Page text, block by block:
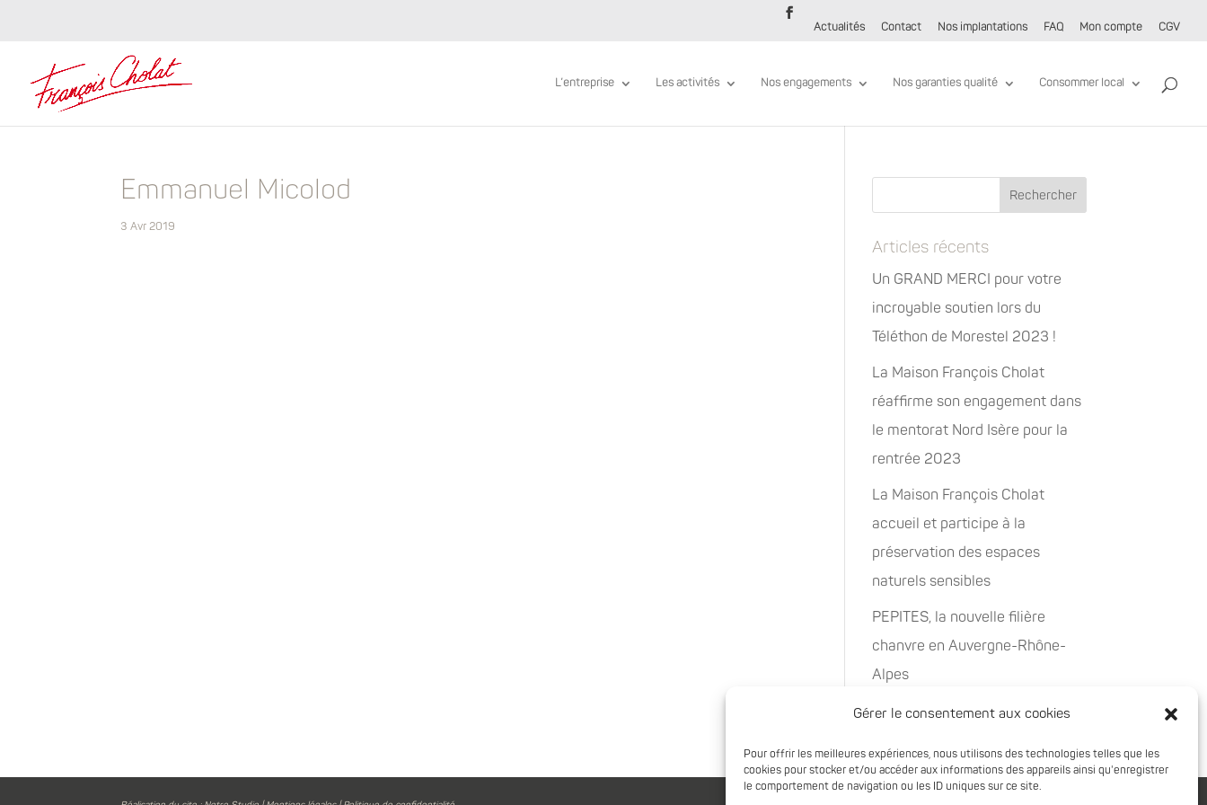
Gérer le consentement aux cookies
Pour offrir les meilleures expériences, nous utilisons des technologies telles que les
cookies pour stocker et/ou accéder aux informations des appareils ainsi qu'enregistrer
le comportement de navigation ou les ID uniques sur ce site.
Actualités Contact Nos implantations FAQ Mon compte CGV
L’entreprise Les activités Nos engagements Nos garanties qualité Consommer local
Emmanuel Micolod
3 Avr 2019
Articles récents
Un GRAND MERCI pour votre
incroyable soutien lors du
Téléthon de Morestel 2023 !
La Maison François Cholat
réaffirme son engagement dans
le mentorat Nord Isère pour la
rentrée 2023
La Maison François Cholat
accueil et participe à la
préservation des espaces
naturels sensibles
PEPITES, la nouvelle filière
chanvre en Auvergne-Rhône-
Alpes
Rachat de 5 sites à Oxyane